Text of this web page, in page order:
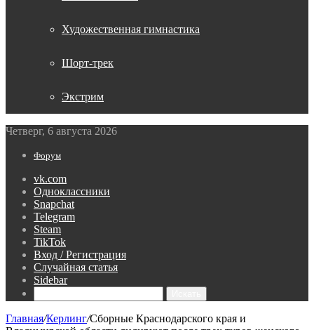
Художественная гимнастика
Шорт-трек
Экстрим
Четверг, 6 августа 2026
Форум
vk.com
Одноклассники
Snapchat
Telegram
Steam
TikTok
Вход / Регистрация
Случайная статья
Sidebar
Главная/Керлинг/Сборные Краснодарского края и